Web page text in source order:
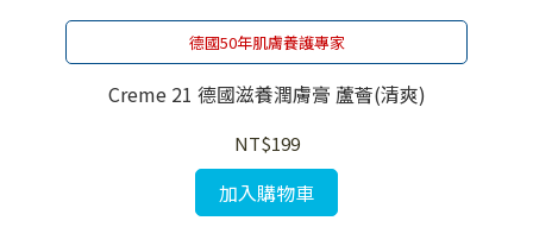
德國50年肌膚養護專家
Creme 21 德國滋養潤膚膏 蘆薈(清爽)
NT$199
加入購物車